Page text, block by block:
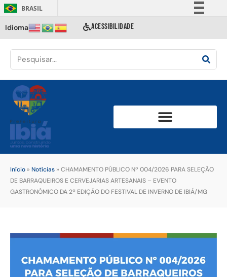
BRASIL
Comunica BR
Acesso à informação
Idioma ACESSIBILIDADE
Início » Notícias » CHAMAMENTO PÚBLICO Nº 004/2026 PARA SELEÇÃO
DE BARRAQUEIROS E CERVEJARIAS ARTESANAIS – EVENTO
GASTRONÔMICO DA 2ª EDIÇÃO DO FESTIVAL DE INVERNO DE IBIÁ/MG